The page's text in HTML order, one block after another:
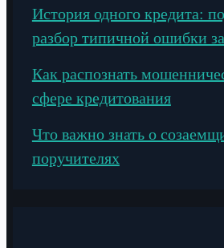
История одного кредита:
разбор типичной ошибки
Как распознать
сфере кредитования
Что важно знать о
поручителях